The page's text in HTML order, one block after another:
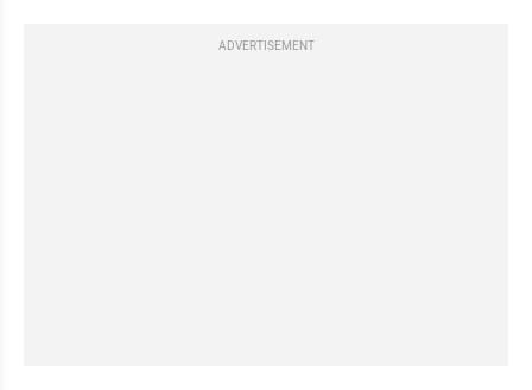
ADVERTISEMENT